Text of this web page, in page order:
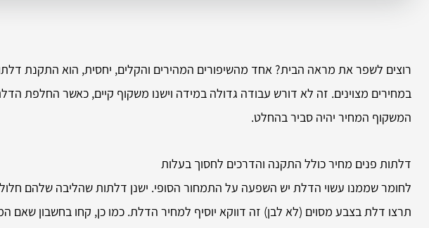
רוצים לשפר את מראה הבית? אחד מהשיפורים המהירים והקלים, יחסית, הוא התקנת
במחירים מצוינים. זה לא דורש עבודה גדולה במידה וישנו משקוף קיים, כאשר החלפת
המשקוף המחיר יהיה סביר בהחלט.
דלתות פנים מחיר כולל התקנה והדרכים לחסוך בעלות
לחומר שממנו עשוי הדלת יש השפעה על התמחור הסופי. ישנן דלתות שהליבה שלהם
תרצו דלת בצבע מסוים (לא לבן) זה דווקא יוסיף למחיר הדלת. כמו כן, קחו בחשבון שאם